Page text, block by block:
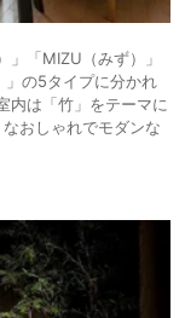
」「MIZU（みず）」
」の5タイプに分かれ
内は「竹」をテーマに
おしゃれでモダンな